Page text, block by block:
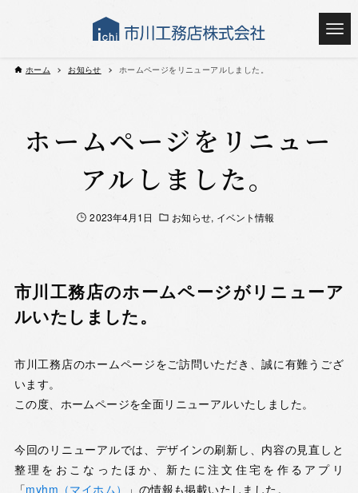
ホーム お知らせ ホームページをリニューアルしました。
ホームページをリニュー
アルしました。
2023年4月1日 お知らせ イベント情報
市川工務店のホームページがリニューア
ルいたしました。
市川工務店のホームページをご訪問いただき、誠に有難うござ
います。
この度、ホームページを全面リニューアルいたしました。
今回のリニューアルでは、デザインの刷新し、内容の見直しと
整理をおこなったほか、新たに注文住宅を作るアプリ
「myhm（マイホム） 」の情報も掲載いたしました。